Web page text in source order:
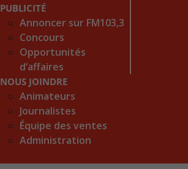
PUBLICITÉ
Annoncer sur FM103,3
Concours
Opportunités
d’affaires
NOUS JOINDRE
Animateurs
Journalistes
Équipe des ventes
Administration